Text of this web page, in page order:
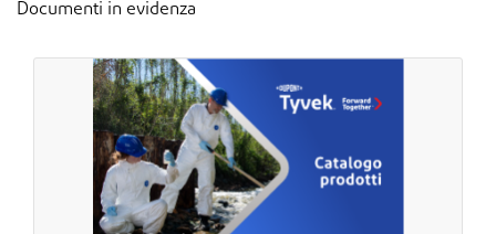
Documenti in evidenza